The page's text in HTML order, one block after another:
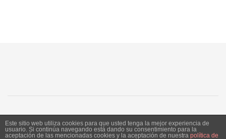
Este sitio web utiliza cookies para que usted tenga la mejor experiencia de
usuario. Si continúa navegando está dando su consentimiento para la
aceptación de las mencionadas cookies y la aceptación de nuestra política de